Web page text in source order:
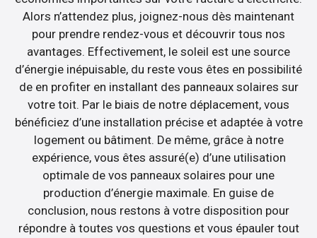
Alors n’attendez plus, joignez-nous dès maintenant
pour prendre rendez-vous et découvrir tous nos
avantages. Effectivement, le soleil est une source
d’énergie inépuisable, du reste vous êtes en possibilité
de en profiter en installant des panneaux solaires sur
votre toit. Par le biais de notre déplacement, vous
bénéficiez d’une installation précise et adaptée à votre
logement ou bâtiment. De même, grâce à notre
expérience, vous êtes assuré(e) d’une utilisation
optimale de vos panneaux solaires pour une
production d’énergie maximale. En guise de
conclusion, nous restons à votre disposition pour
répondre à toutes vos questions et vous épauler tout